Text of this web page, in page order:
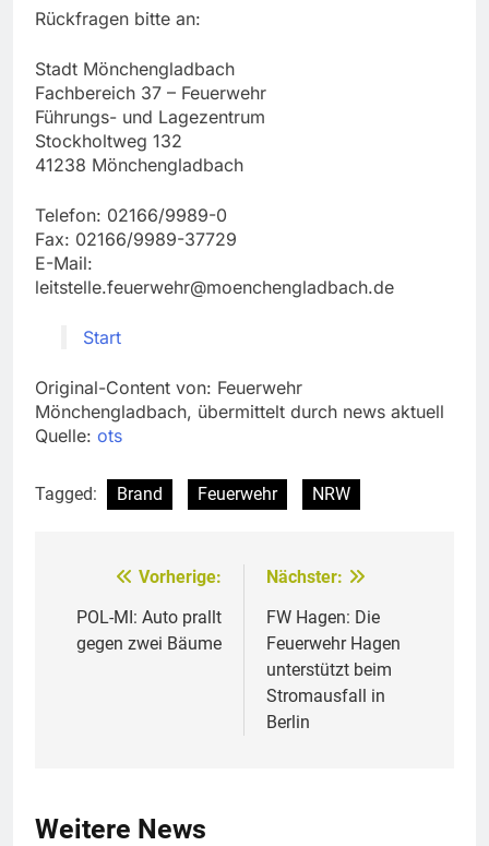
Rückfragen bitte an:
Stadt Mönchengladbach
Fachbereich 37 – Feuerwehr
Führungs- und Lagezentrum
Stockholtweg 132
41238 Mönchengladbach
Telefon: 02166/9989-0
Fax: 02166/9989-37729
E-Mail:
leitstelle.feuerwehr@moenchengladbach.de
Start
Original-Content von: Feuerwehr
Mönchengladbach, übermittelt durch news aktuell
Quelle: ots
Tagged: Brand Feuerwehr NRW
Beitragsnavigation
Vorherige:
POL-MI: Auto prallt
gegen zwei Bäume
Nächster:
FW Hagen: Die
Feuerwehr Hagen
unterstützt beim
Stromausfall in
Berlin
Weitere News